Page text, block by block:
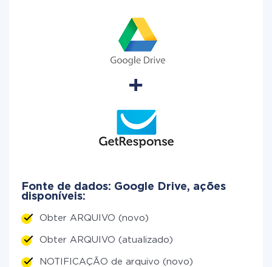
Fonte de dados: Google Drive, ações
disponíveis:
Obter ARQUIVO (novo)
Obter ARQUIVO (atualizado)
NOTIFICAÇÃO de arquivo (novo)